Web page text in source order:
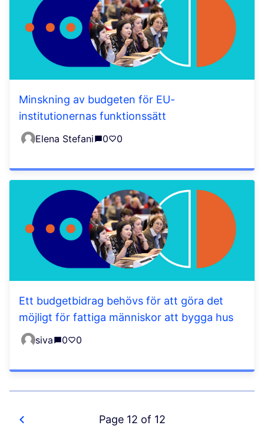
Minskning av budgeten för EU-
institutionernas funktionssätt
Elena Stefani 0 0
Ett budgetbidrag behövs för att göra det
möjligt för fattiga människor att bygga hus
siva 0 0
Page 12 of 12